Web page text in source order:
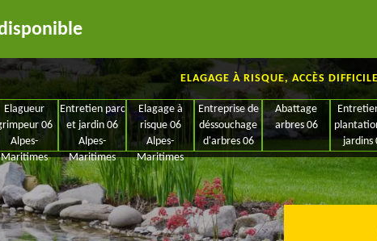
ELAGAGE À RISQUE, ACCÈS
Elagueur
06
Alpes-
Maritimes
Entretien parc
et jardin 06
Alpes-
Maritimes
Elagage à
risque 06
Alpes-
Maritimes
Entreprise de
déssouchage
d'arbres 06
Abattage
arbres 06
jardins